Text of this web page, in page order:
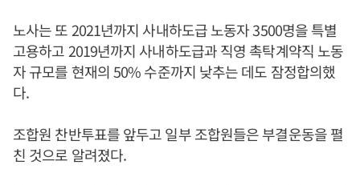
노사는 또 2021년까지 사내하도급 노동자 3500명을 특별
고용하고 2019년까지 사내하도급과 직영 촉탁계약직 노동
자 규모를 현재의 50% 수준까지 낮추는 데도 잠정합의했
다.
조합원 찬반투표를 앞두고 일부 조합원들은 부결운동을 펼
친 것으로 알려졌다.